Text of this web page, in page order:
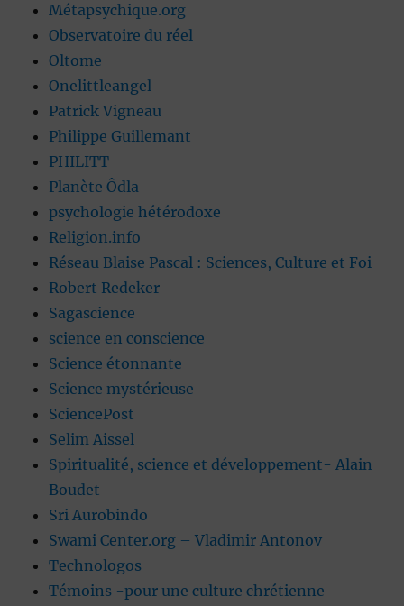
Métapsychique.org
Observatoire du réel
Oltome
Onelittleangel
Patrick Vigneau
Philippe Guillemant
PHILITT
Planète Ôdla
psychologie hétérodoxe
Religion.info
Réseau Blaise Pascal : Sciences, Culture et Foi
Robert Redeker
Sagascience
science en conscience
Science étonnante
Science mystérieuse
SciencePost
Selim Aissel
Spiritualité, science et développement- Alain
Boudet
Sri Aurobindo
Swami Center.org – Vladimir Antonov
Technologos
Témoins -pour une culture chrétienne